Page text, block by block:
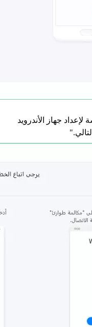
لإعداد جهاز الأندرويد